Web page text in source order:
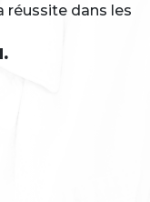
réussite dans les